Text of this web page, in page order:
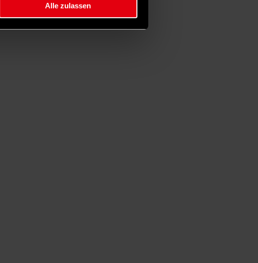
Alle zulassen